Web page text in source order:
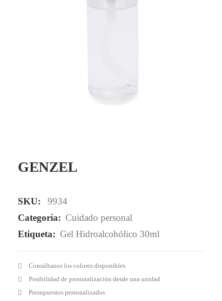
GENZEL
SKU:
9934
Categoría: Cuidado personal
Etiqueta: Gel Hidroalcohólico 30ml
Consúltanos los colores disponibles
Posibilidad de personalización desde una unidad
Presupuestos personalizados